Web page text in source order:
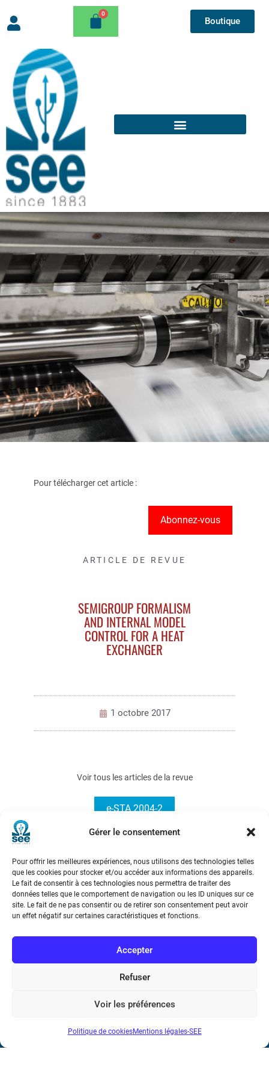
Gérer le consentement
Pour offrir les meilleures expériences, nous utilisons des technologies telles
que les cookies pour stocker et/ou accéder aux informations des appareils.
Le fait de consentir à ces technologies nous permettra de traiter des
données telles que le comportement de navigation ou les ID uniques sur ce
site. Le fait de ne pas consentir ou de retirer son consentement peut avoir
un effet négatif sur certaines caractéristiques et fonctions.
Accepter
Refuser
Voir les préférences
Politique de cookiesMentions légales-SEE
Boutique
Pour télécharger cet article :
Abonnez-vous
ARTICLE DE REVUE
SEMIGROUP FORMALISM
AND INTERNAL MODEL
CONTROL FOR A HEAT
EXCHANGER
1 octobre 2017
Voir tous les articles de la revue
e-STA 2004-2
Société de l’Electricité, de l’Electronique et des Technologies
75116 Paris
Téléphone : (+33) 1 56 90 37 17
N° de SIREN : 785 393 232, Code APE : 9412Z TVA intra-